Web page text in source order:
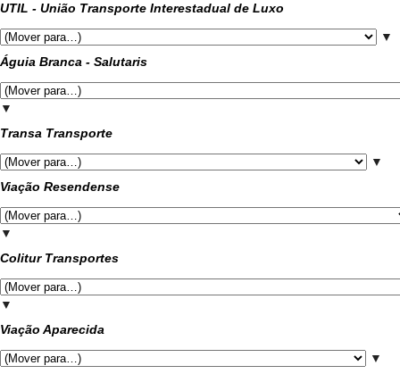
UTIL - União Transporte Interestadual de Luxo
▼
Águia Branca - Salutaris
▼
Transa Transporte
▼
Viação Resendense
▼
Colitur Transportes
▼
Viação Aparecida
▼